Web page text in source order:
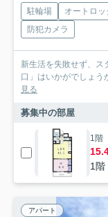
駐輪場 オートロッ
防犯カメラ
新生活を失敗せず、ス
口」はいかがでしょう
見る
募集中の部屋
1階
1階
アパート